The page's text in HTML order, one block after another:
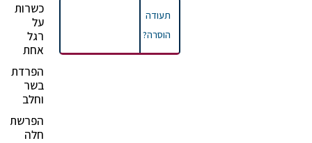
כשרות
על
רגל
אחת
הפרדת
בשר
וחלב
הפרשת
חלה
תעודה
הוסרה?